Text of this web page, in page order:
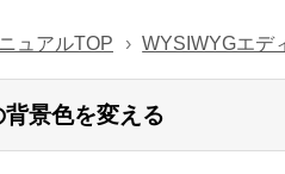
ュアルTOP WYSIWYGエデ
背景色を変える